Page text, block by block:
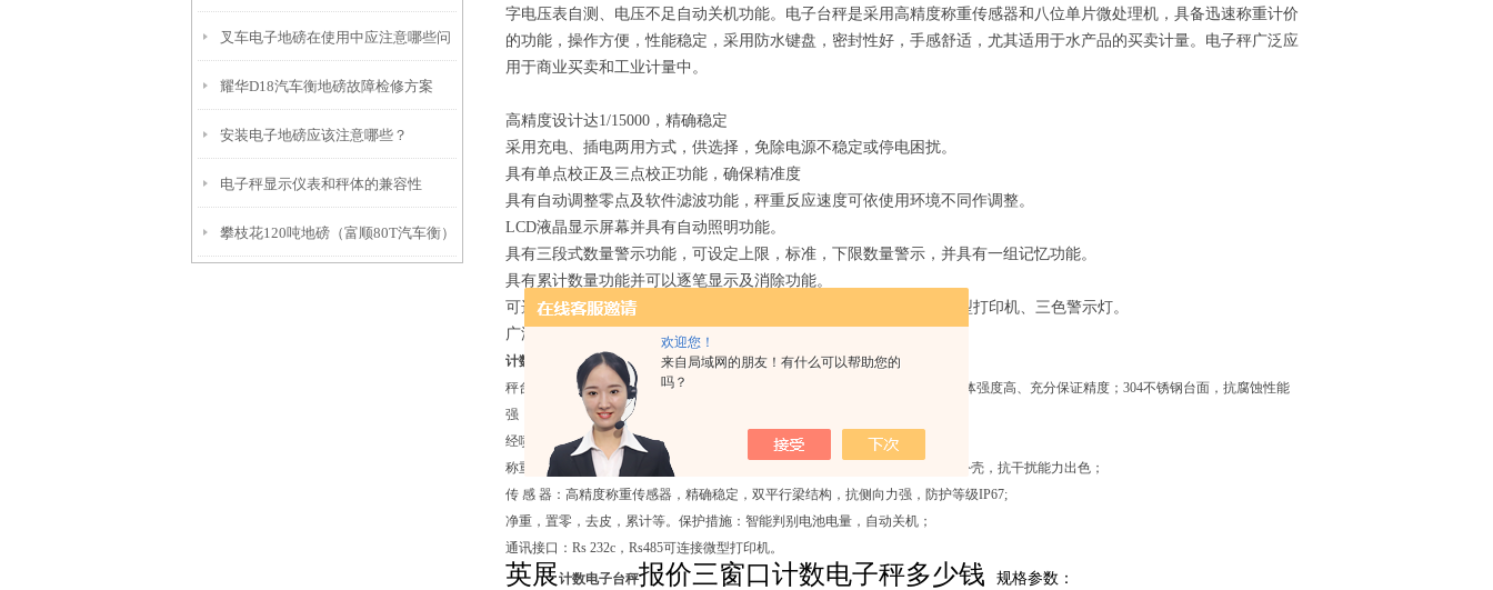
欢迎您！
来自局域网的朋友！有什么可以帮助您的
吗？
础施工方案选择
叉车电子地磅在使用中应注意哪些问
题？
耀华D18汽车衡地磅故障检修方案
安装电子地磅应该注意哪些？
电子秤显示仪表和秤体的兼容性
攀枝花120吨地磅（富顺80T汽车衡）
字电压表自测、电压不足自动关机功能。电子台秤是采用高精度称重传感器和八位单片微处理机，具备迅速称重计价
的功能，操作方便，性能稳定，采用防水键盘，密封性好，手感舒适，尤其适用于水产品的买卖计量。电子秤广泛应
用于商业买卖和工业计量中。
高精度设计达1/15000，精确稳定
采用充电、插电两用方式，供选择，免除电源不稳定或停电困扰。
具有单点校正及三点校正功能，确保精准度
具有自动调整零点及软件滤波功能，秤重反应速度可依使用环境不同作调整。
LCD液晶显示屏幕并具有自动照明功能。
具有三段式数量警示功能，可设定上限，标准，下限数量警示，并具有一组记忆功能。
具有累计数量功能并可以逐笔显示及消除功能。
可选配双向RS-232接口，可外接计算器、自粘式打印机、撞针式小型打印机、三色警示灯。
广泛适用于收货、库存储存、邮寄、运输、零部件计数等
计数电子台秤秤台结构：
秤台结构：全钢秤台或在PD型外框四角加装调整支脚；采用专门型钢组焊、秤体强度高、充分保证精度；304不锈钢台面，抗腐蚀性能
强；表面
经喷砂烤漆处理，抗腐性强；可选用全不锈钢材质，经抛光、拉丝处理制作。
称重仪表：LED数码显示，清晰易读，内置可充蓄电池，交直流两用，高分子外壳，抗干扰能力出色；
传 感 器：高精度称重传感器，精确稳定，双平行梁结构，抗侧向力强，防护等级IP67;
净重，置零，去皮，累计等。保护措施：智能判别电池电量，自动关机；
通讯接口：Rs 232c，Rs485可连接微型打印机。
英展计数电子台秤报价三窗口计数电子秤多少钱
规格参数：